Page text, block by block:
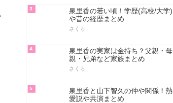
3
泉里香の若い頃！学歴(高校/大学)
や昔の経歴まとめ
さくら
4
泉里香の実家は金持ち？父親・母
親・兄弟など家族まとめ
さくら
5
泉里香と山下智久の仲や関係！熱
愛説や共演まとめ